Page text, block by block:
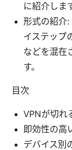
に紹介しま
形式の紹介
イステップ
などを混在
す。
目次
VPNが切れ
即効性の高
デバイス別